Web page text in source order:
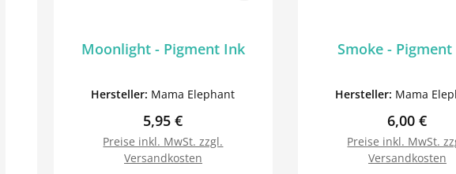
Moonlight - Pigment Ink
Hersteller: Mama Elephant
Regulärer Preis:
5,95 €
Preise inkl. MwSt. zzgl.
Versandkosten
Smoke -
Hersteller: Mama
Regulärer
6,00 €
Preise inkl. MwSt.
Versandkosten